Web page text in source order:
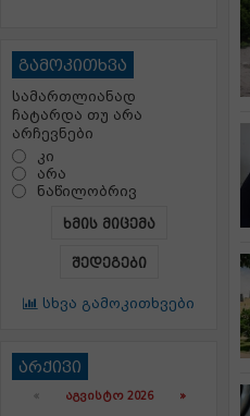
გამოკითხვა
სამართლიანად
ჩატარდა თუ არა
არჩევნები
კი
არა
ნაწილობრივ
ხმის მიცემა
შედეგები
სხვა გამოკითხვები
არქივი
« ᲐᲒᲕᲘᲡᲢᲝ 2026 »